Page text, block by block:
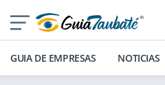
GUIA DE EMPRESAS NOTICIAS